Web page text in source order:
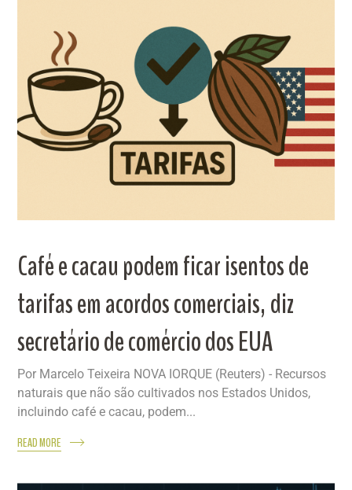
Café e cacau podem ficar isentos de
tarifas em acordos comerciais, diz
secretário de comércio dos EUA
Por Marcelo Teixeira NOVA IORQUE (Reuters) - Recursos
naturais que não são cultivados nos Estados Unidos,
incluindo café e cacau, podem...
READ MORE